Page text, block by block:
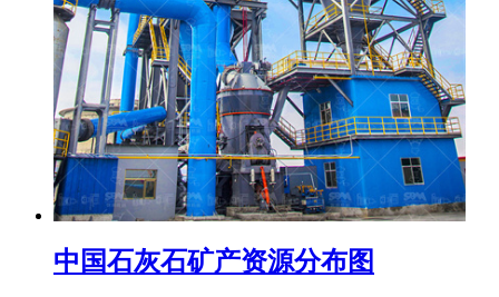
中国石灰石矿产资源分布图